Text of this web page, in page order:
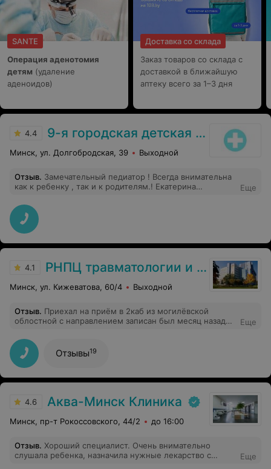
SANTE
Операция аденотомия
детям (удаление
аденоидов)
Доставка со склада
Заказ товаров со склада с
доставкой в ближайшую
аптеку всего за 1–3 дня
4.4 9-я городская детская поликлиника
Минск, ул. Долгобродская, 39 Выходной
Отзыв. Замечательный педиатор ! Всегда внимательна
как к ребенку , так и к родителям.! Екатерина
мне приходилось сталкиваться. Сейчас нас
обслуживает врач педиатр Вячеслав неопытный врач
Еще
4.1 РНПЦ травматологии и ортопедии
Минск, ул. Кижеватова, 60/4 Выходной
Отзыв. Приехал на приём в 2каб из могилёвской
облостной с направлением записан был месяц назад
заключение и отправили к зав отделения на 6этаж без
объяснения. Пришёл первый вопрос вы где прописаны
туда и езжайте ваши проблемы. Я ждал месяц чтобы
развернули меня у дверей. Направили снова в
Могилёв. Спасибо за такое отношение не хочется
Еще
Отзывы19
4.6 Аква-Минск Клиника
Минск, пр-т Рокоссовского, 44/2 до 16:00
Отзыв. Хороший специалист. Очень внимательно
слушала ребенка, назначила нужные лекарство с
Еще